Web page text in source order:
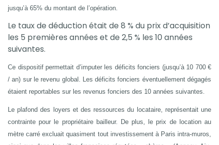
jusqu’à 65% du montant de l’opération.
Le taux de déduction était de 8 % du prix d’acquisition
les 5 premières années et de 2,5 % les 10 années
suivantes.
Ce dispositif permettait d’imputer les déficits fonciers (jusqu’à 10 700 €
/ an) sur le revenu global. Les déficits fonciers éventuellement dégagés
étaient reportables sur les revenus fonciers des 10 années suivantes.
Le plafond des loyers et des ressources du locataire, représentait une
contrainte pour le propriétaire bailleur. De plus, le prix de location au
mètre carré excluait quasiment tout investissement à Paris intra-muros,